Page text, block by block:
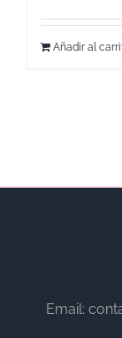
Añadir al
Email: